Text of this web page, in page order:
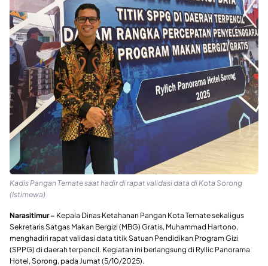
Kadis Pangan Ternate saat hadir di rapat validasi data di Kota Sorong
(Istimewa)
Narasitimur – Kepala Dinas Ketahanan Pangan Kota Ternate sekaligus
Sekretaris Satgas Makan Bergizi (MBG) Gratis, Muhammad Hartono,
menghadiri rapat validasi data titik Satuan Pendidikan Program Gizi
(SPPG) di daerah terpencil. Kegiatan ini berlangsung di Ryllic Panorama
Hotel, Sorong, pada Jumat (5/10/2025).